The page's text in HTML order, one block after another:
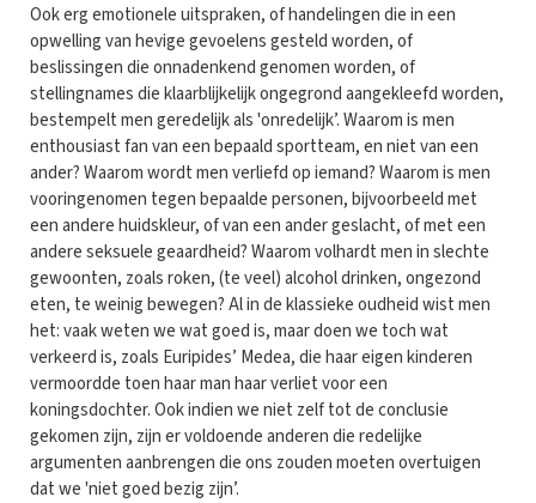
Ook erg emotionele uitspraken, of handelingen die in een
opwelling van hevige gevoelens gesteld worden, of
beslissingen die onnadenkend genomen worden, of
stellingnames die klaarblijkelijk ongegrond aangekleefd worden,
bestempelt men geredelijk als 'onredelijk’. Waarom is men
enthousiast fan van een bepaald sportteam, en niet van een
ander? Waarom wordt men verliefd op iemand? Waarom is men
vooringenomen tegen bepaalde personen, bijvoorbeeld met
een andere huidskleur, of van een ander geslacht, of met een
andere seksuele geaardheid? Waarom volhardt men in slechte
gewoonten, zoals roken, (te veel) alcohol drinken, ongezond
eten, te weinig bewegen? Al in de klassieke oudheid wist men
het: vaak weten we wat goed is, maar doen we toch wat
verkeerd is, zoals Euripides’ Medea, die haar eigen kinderen
vermoordde toen haar man haar verliet voor een
koningsdochter. Ook indien we niet zelf tot de conclusie
gekomen zijn, zijn er voldoende anderen die redelijke
argumenten aanbrengen die ons zouden moeten overtuigen
dat we 'niet goed bezig zijn’.